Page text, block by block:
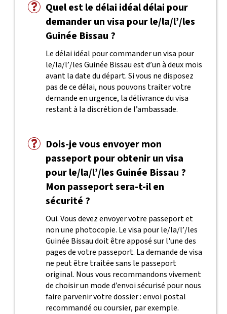
Quel est le délai idéal délai pour
demander un visa pour le/la/l’/les
Guinée Bissau ?
Le délai idéal pour commander un visa pour
le/la/l’/les Guinée Bissau est d’un à deux mois
avant la date du départ. Si vous ne disposez
pas de ce délai, nous pouvons traiter votre
demande en urgence, la délivrance du visa
restant à la discrétion de l’ambassade.
Dois-je vous envoyer mon
passeport pour obtenir un visa
pour le/la/l’/les Guinée Bissau ?
Mon passeport sera-t-il en
sécurité ?
Oui. Vous devez envoyer votre passeport et
non une photocopie. Le visa pour le/la/l’/les
Guinée Bissau doit être apposé sur l'une des
pages de votre passeport. La demande de visa
ne peut être traitée sans le passeport
original. Nous vous recommandons vivement
de choisir un mode d’envoi sécurisé pour nous
faire parvenir votre dossier : envoi postal
recommandé ou coursier, par exemple.